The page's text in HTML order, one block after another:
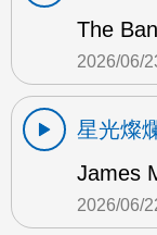
The
2026/06/
星光燦
James
2026/06/